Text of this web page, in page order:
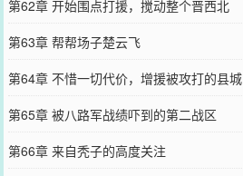
第62章 开始围点打援，搅动整个晋西北
第63章 帮帮场子楚云飞
第64章 不惜一切代价，增援被攻打的县城
第65章 被八路军战绩吓到的第二战区
第66章 来自秃子的高度关注